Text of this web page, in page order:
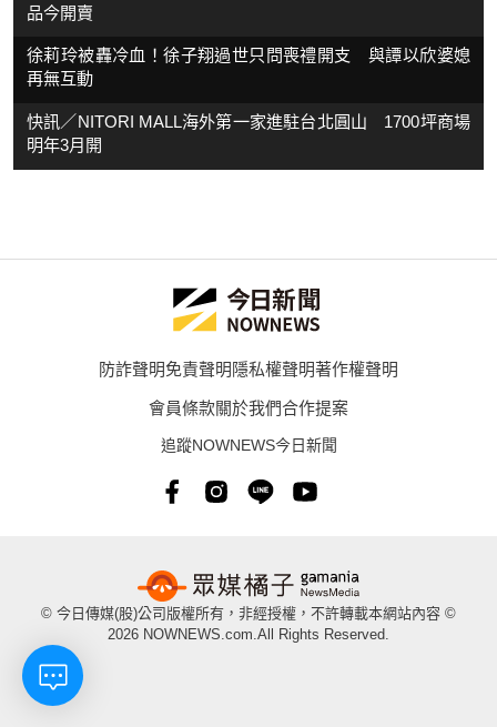
品今開賣
徐莉玲被轟冷血！徐子翔過世只問喪禮開支 與譚以欣婆媳
再無互動
快訊／NITORI MALL海外第一家進駐台北圓山 1700坪商場
明年3月開
防詐聲明免責聲明隱私權聲明著作權聲明
會員條款關於我們合作提案
追蹤NOWNEWS今日新聞
© 今日傳媒(股)公司版權所有，非經授權，不許轉載本網站內容 ©
2026 NOWNEWS.com.All Rights Reserved.